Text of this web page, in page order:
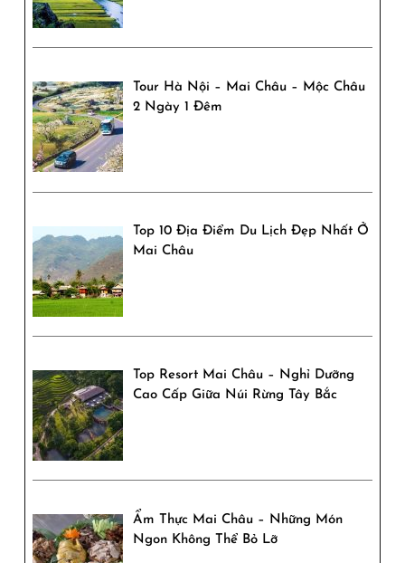
Tour Hà Nội – Mai Châu – Mộc Châu
2 Ngày 1 Đêm
Top 10 Địa Điểm Du Lịch Đẹp Nhất Ở
Mai Châu
Top Resort Mai Châu – Nghỉ Dưỡng
Cao Cấp Giữa Núi Rừng Tây Bắc
Ẩm Thực Mai Châu – Những Món
Ngon Không Thể Bỏ Lỡ